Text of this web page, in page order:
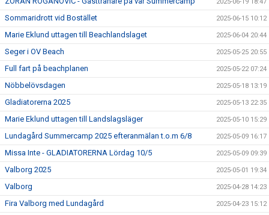
2025-06-19 18:47
Sommaridrott vid Bostället 2025-06-15 10:12
Marie Eklund uttagen till Beachlandslaget 2025-06-04 20:44
Seger i OV Beach 2025-05-25 20:55
Full fart på beachplanen 2025-05-22 07:24
Nöbbelövsdagen 2025-05-18 13:19
Gladiatorerna 2025 2025-05-13 22:35
Marie Eklund uttagen till Landslagsläger 2025-05-10 15:29
Lundagård Summercamp 2025 efteranmälan t.o.m 6/8 2025-05-09 16:17
Missa Inte - GLADIATORERNA Lördag 10/5 2025-05-09 09:39
Valborg 2025 2025-05-01 19:34
Valborg 2025-04-28 14:23
Fira Valborg med Lundagård 2025-04-23 15:12